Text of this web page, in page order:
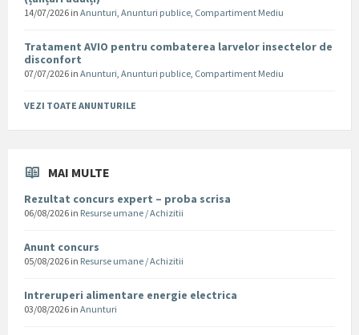
14/07/2026 in Anunturi, Anunturi publice, Compartiment Mediu
Tratament AVIO pentru combaterea larvelor insectelor de
disconfort
07/07/2026 in Anunturi, Anunturi publice, Compartiment Mediu
VEZI TOATE ANUNTURILE
MAI MULTE
Rezultat concurs expert – proba scrisa
06/08/2026 in Resurse umane / Achizitii
Anunt concurs
05/08/2026 in Resurse umane / Achizitii
Intreruperi alimentare energie electrica
03/08/2026 in Anunturi